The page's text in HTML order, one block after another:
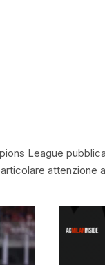
League
attenzione